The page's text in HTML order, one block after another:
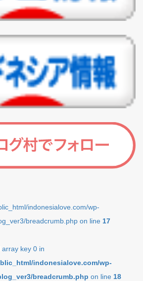
indonesialove.com/wp-
breadcrumb.php on line 17
array key 0 in
indonesialove.com/wp-
breadcrumb.php on line 18